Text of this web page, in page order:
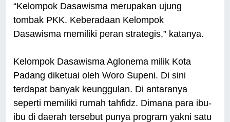
“Kelompok Dasawisma merupakan ujung
tombak PKK. Keberadaan Kelompok
Dasawisma memiliki peran strategis,” katanya.
Kelompok Dasawisma Aglonema milik Kota
Padang diketuai oleh Woro Supeni. Di sini
terdapat banyak keunggulan. Di antaranya
seperti memiliki rumah tahfidz. Dimana para ibu-
ibu di daerah tersebut punya program yakni satu